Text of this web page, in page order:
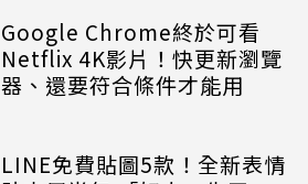
Google Chrome終於可看
Netflix 4K影片！快更新瀏覽
器、還要符合條件才能用
LINE免費貼圖5款！全新表情